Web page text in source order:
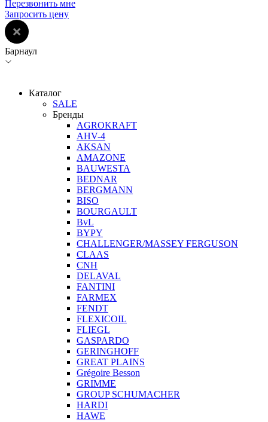
Перезвонить мне
Запросить цену
Барнаул
Каталог
SALE
Бренды
AGROKRAFT
AHV-4
AKSAN
AMAZONE
BAUWESTA
BEDNAR
BERGMANN
BISO
BOURGAULT
BvL
BYPY
CHALLENGER/MASSEY FERGUSON
CLAAS
CNH
DELAVAL
FANTINI
FARMEX
FENDT
FLEXICOIL
FLIEGL
GASPARDO
GERINGHOFF
GREAT PLAINS
Grégoire Besson
GRIMME
GROUP SCHUMACHER
HARDI
HAWE